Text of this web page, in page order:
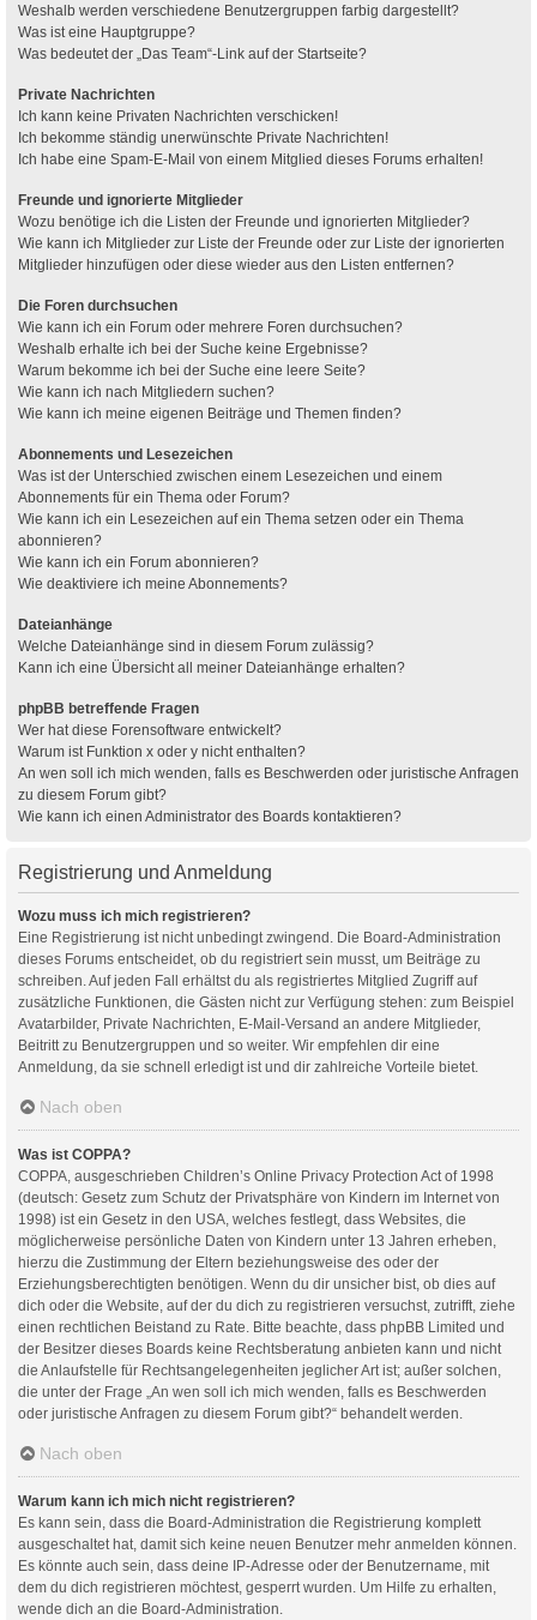
Weshalb werden verschiedene Benutzergruppen farbig dargestellt?
Was ist eine Hauptgruppe?
Was bedeutet der „Das Team“-Link auf der Startseite?
Private Nachrichten
Ich kann keine Privaten Nachrichten verschicken!
Ich bekomme ständig unerwünschte Private Nachrichten!
Ich habe eine Spam-E-Mail von einem Mitglied dieses Forums erhalten!
Freunde und ignorierte Mitglieder
Wozu benötige ich die Listen der Freunde und ignorierten Mitglieder?
Wie kann ich Mitglieder zur Liste der Freunde oder zur Liste der ignorierten
Mitglieder hinzufügen oder diese wieder aus den Listen entfernen?
Die Foren durchsuchen
Wie kann ich ein Forum oder mehrere Foren durchsuchen?
Weshalb erhalte ich bei der Suche keine Ergebnisse?
Warum bekomme ich bei der Suche eine leere Seite?
Wie kann ich nach Mitgliedern suchen?
Wie kann ich meine eigenen Beiträge und Themen finden?
Abonnements und Lesezeichen
Was ist der Unterschied zwischen einem Lesezeichen und einem
Abonnements für ein Thema oder Forum?
Wie kann ich ein Lesezeichen auf ein Thema setzen oder ein Thema
abonnieren?
Wie kann ich ein Forum abonnieren?
Wie deaktiviere ich meine Abonnements?
Dateianhänge
Welche Dateianhänge sind in diesem Forum zulässig?
Kann ich eine Übersicht all meiner Dateianhänge erhalten?
phpBB betreffende Fragen
Wer hat diese Forensoftware entwickelt?
Warum ist Funktion x oder y nicht enthalten?
An wen soll ich mich wenden, falls es Beschwerden oder juristische Anfragen
zu diesem Forum gibt?
Wie kann ich einen Administrator des Boards kontaktieren?
Registrierung und Anmeldung
Wozu muss ich mich registrieren?
Eine Registrierung ist nicht unbedingt zwingend. Die Board-Administration
dieses Forums entscheidet, ob du registriert sein musst, um Beiträge zu
schreiben. Auf jeden Fall erhältst du als registriertes Mitglied Zugriff auf
zusätzliche Funktionen, die Gästen nicht zur Verfügung stehen: zum Beispiel
Avatarbilder, Private Nachrichten, E-Mail-Versand an andere Mitglieder,
Beitritt zu Benutzergruppen und so weiter. Wir empfehlen dir eine
Anmeldung, da sie schnell erledigt ist und dir zahlreiche Vorteile bietet.
Nach oben
Was ist COPPA?
COPPA, ausgeschrieben Children’s Online Privacy Protection Act of 1998
(deutsch: Gesetz zum Schutz der Privatsphäre von Kindern im Internet von
1998) ist ein Gesetz in den USA, welches festlegt, dass Websites, die
möglicherweise persönliche Daten von Kindern unter 13 Jahren erheben,
hierzu die Zustimmung der Eltern beziehungsweise des oder der
Erziehungsberechtigten benötigen. Wenn du dir unsicher bist, ob dies auf
dich oder die Website, auf der du dich zu registrieren versuchst, zutrifft, ziehe
einen rechtlichen Beistand zu Rate. Bitte beachte, dass phpBB Limited und
der Besitzer dieses Boards keine Rechtsberatung anbieten kann und nicht
die Anlaufstelle für Rechtsangelegenheiten jeglicher Art ist; außer solchen,
die unter der Frage „An wen soll ich mich wenden, falls es Beschwerden
oder juristische Anfragen zu diesem Forum gibt?“ behandelt werden.
Nach oben
Warum kann ich mich nicht registrieren?
Es kann sein, dass die Board-Administration die Registrierung komplett
ausgeschaltet hat, damit sich keine neuen Benutzer mehr anmelden können.
Es könnte auch sein, dass deine IP-Adresse oder der Benutzername, mit
dem du dich registrieren möchtest, gesperrt wurden. Um Hilfe zu erhalten,
wende dich an die Board-Administration.